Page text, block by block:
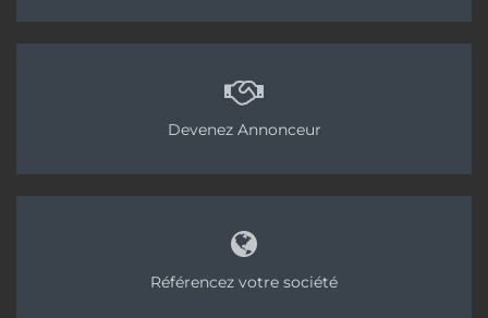
Devenez Annonceur
Référencez votre société